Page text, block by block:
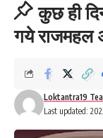
कुछ ही
गये
Last updated:
Loktantra19